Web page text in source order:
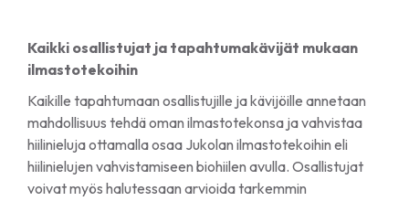
Kaikki osallistujat ja tapahtumakävijät mukaan
ilmastotekoihin
Kaikille tapahtumaan osallistujille ja kävijöille annetaan
mahdollisuus tehdä oman ilmastotekonsa ja vahvistaa
hiilinieluja ottamalla osaa Jukolan ilmastotekoihin eli
hiilinielujen vahvistamiseen biohiilen avulla. Osallistujat
voivat myös halutessaan arvioida tarkemmin